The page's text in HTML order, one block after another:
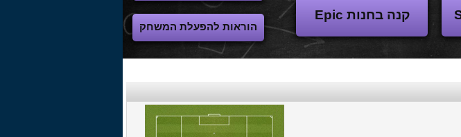
קנה בחנות Epic
הוראות להפעלת המשחק